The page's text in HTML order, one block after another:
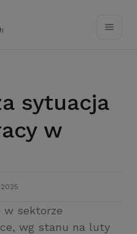
w
w sektorze
wg stanu na luty